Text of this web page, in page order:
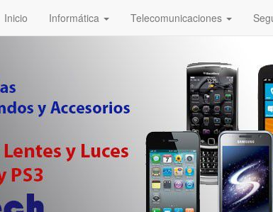
Inicio Informática Telecomunicaciones